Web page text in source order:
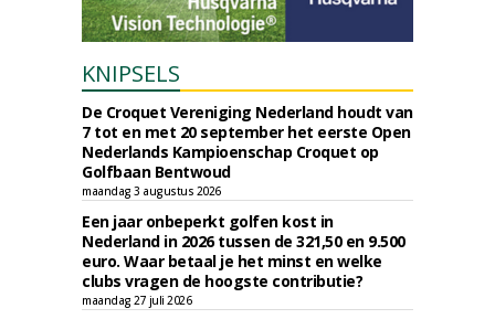
KNIPSELS
De Croquet Vereniging Nederland houdt van
7 tot en met 20 september het eerste Open
Nederlands Kampioenschap Croquet op
Golfbaan Bentwoud
maandag 3 augustus 2026
Een jaar onbeperkt golfen kost in
Nederland in 2026 tussen de 321,50 en 9.500
euro. Waar betaal je het minst en welke
clubs vragen de hoogste contributie?
maandag 27 juli 2026